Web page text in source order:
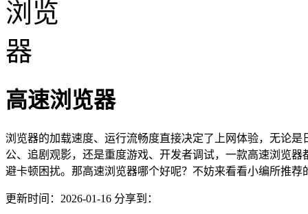
高速浏览器
浏览器的加载速度、运行流畅度直接决定了上网体验，无论是
公、追剧观影，还是重度游戏、开发者调试，一款高速浏览器
避卡顿困扰。那高速浏览器哪个好呢？不妨来看看小编所推荐
更新时间：2026-01-16 分享到：